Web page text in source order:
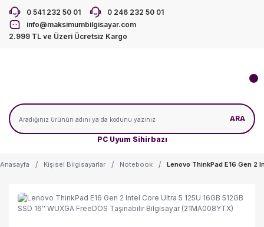
0 541 232 50 01
0 246 232 50 01
info@maksimumbilgisayar.com
2.999 TL ve Üzeri Ücretsiz Kargo
PC Uyum Sihirbazı
ARA
Anasayfa Kişisel Bilgisayarlar Notebook Lenovo ThinkPad E16 Gen 2